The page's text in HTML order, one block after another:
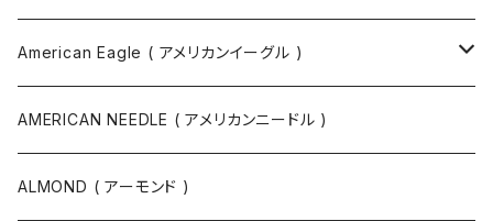
ツールバッグ
ボディバッグ・ヒップバッグ
ボストンバッグ / 旅行バッグ
バングル
サングラス
マスク
スウェット
カットソー
ニット
American Eagle ( アメリカンイーグル )
ニット
スウェット
AMERICAN NEEDLE ( アメリカンニードル )
ALMOND ( アーモンド )